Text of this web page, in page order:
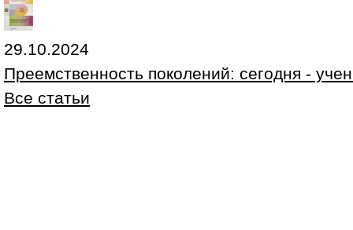
29.10.2024
Преемственность поколений: сегодня -
Все статьи